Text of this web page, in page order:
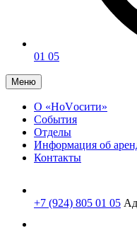
01 05
Меню
О «НоVосити»
События
Отделы
Информация об
Контакты
+7 (924) 805 01 05